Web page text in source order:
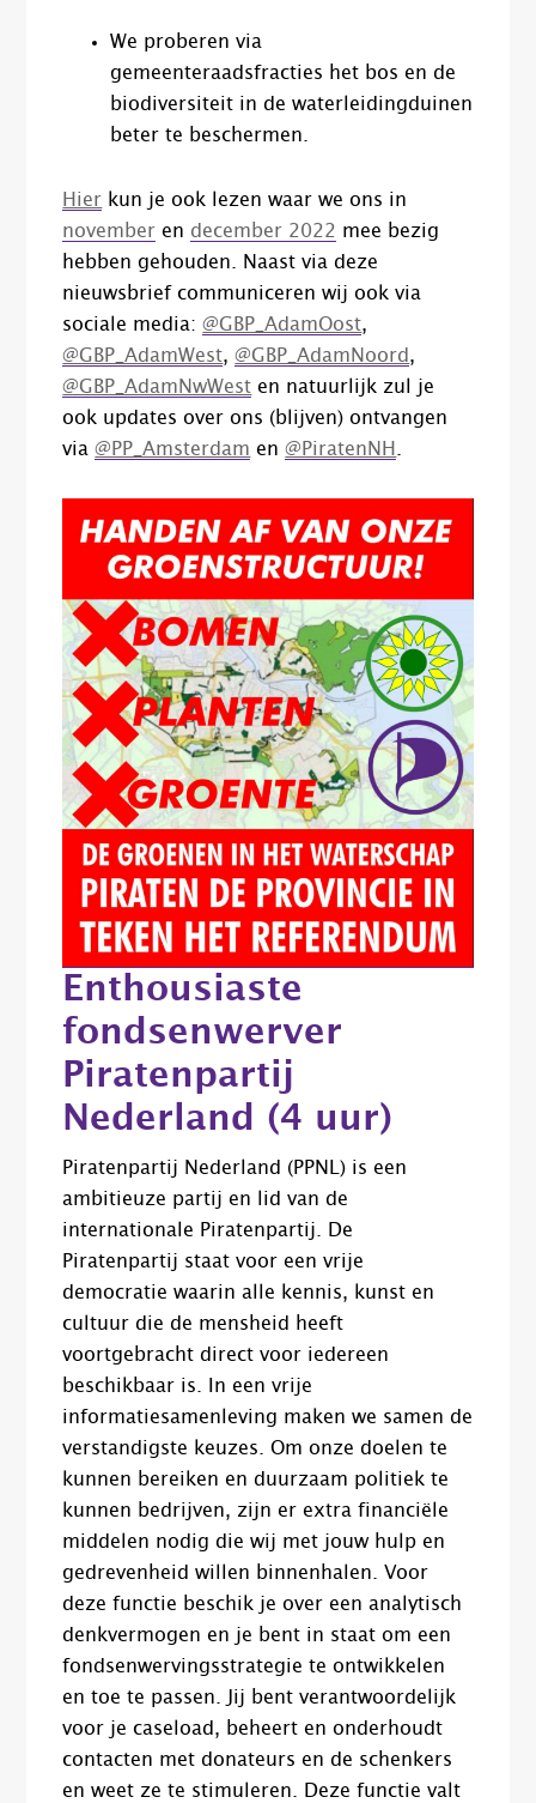
We proberen via
gemeenteraadsfracties het bos en de
biodiversiteit in de waterleidingduinen
beter te beschermen.
Hier kun je ook lezen waar we ons in
november en december 2022 mee bezig
hebben gehouden. Naast via deze
nieuwsbrief communiceren wij ook via
sociale media:@GBP_AdamOost,
@GBP_AdamWest,@GBP_AdamNoord ,
@GBP_AdamNwWest en natuurlijk zul je
ook updates over ons (blijven) ontvangen
via@PP_Amsterdam en@PiratenNH
Enthousiaste
fondsenwerver
Piratenpartij
Nederland (4 uur)
Piratenpartij Nederland (PPNL) is een
ambitieuze partij en lid van de
internationale Piratenpartij. De
Piratenpartij staat voor een vrije
democratie waarin alle kennis, kunst en
cultuur die de mensheid heeft
voortgebracht direct voor iedereen
beschikbaar is. In een vrije
informatiesamenleving maken we samen de
verstandigste keuzes. Om onze doelen te
kunnen bereiken en duurzaam politiek te
kunnen bedrijven, zijn er extra financiële
middelen nodig die wij met jouw hulp en
gedrevenheid willen binnenhalen. Voor
deze functie beschik je over een analytisch
denkvermogen en je bent in staat om een
fondsenwervingsstrategie te ontwikkelen
en toe te passen. Jij bent verantwoordelijk
voor je caseload, beheert en onderhoudt
contacten met donateurs en de schenkers
en weet ze te stimuleren. Deze functie valt